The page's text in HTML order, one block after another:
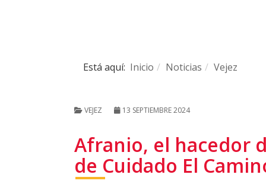
Está aquí: Inicio Noticias Vejez
VEJEZ 13 SEPTIEMBRE 2024
Afranio, el hacedor
de Cuidado El